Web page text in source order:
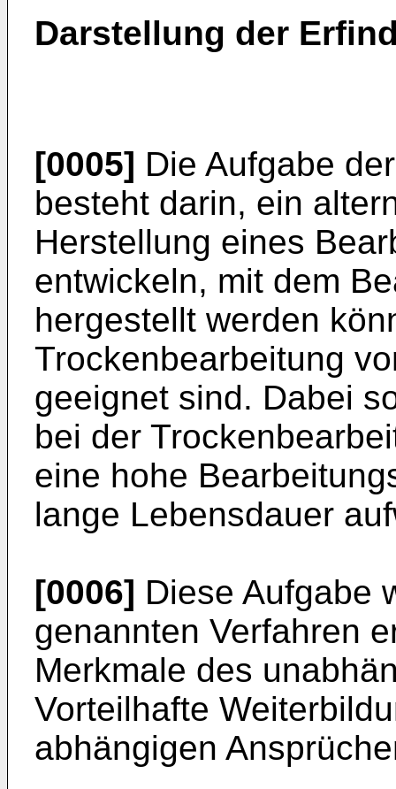
Darstellung der
[0005] Die Aufgabe
besteht darin, ein
Herstellung eines
entwickeln, mit dem
hergestellt werden
Trockenbearbeitung
geeignet sind. Dabei
bei der
eine hohe
lange Lebensdauer
[0006] Diese Aufgabe
genannten Verfahren
Merkmale des
Vorteilhafte
abhängigen